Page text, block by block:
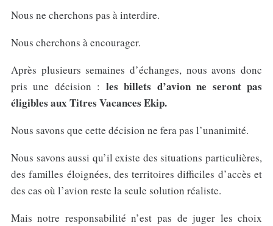
Nous ne cherchons pas à interdire.
Nous cherchons à encourager.
Après plusieurs semaines d’échanges, nous avons donc
pris une décision : les billets d’avion ne seront pas
éligibles aux Titres Vacances Ekip.
Nous savons que cette décision ne fera pas l’unanimité.
Nous savons aussi qu’il existe des situations particulières,
des familles éloignées, des territoires difficiles d’accès et
des cas où l’avion reste la seule solution réaliste.
Mais notre responsabilité n’est pas de juger les choix